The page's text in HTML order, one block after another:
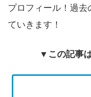
プロフィール！過
ていきます！
▼この記事